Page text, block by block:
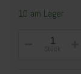
10 am Lager
Stück